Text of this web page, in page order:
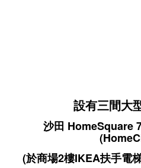
設有三間大
沙田 HomeSquare
(於商場2樓IKEA扶手電